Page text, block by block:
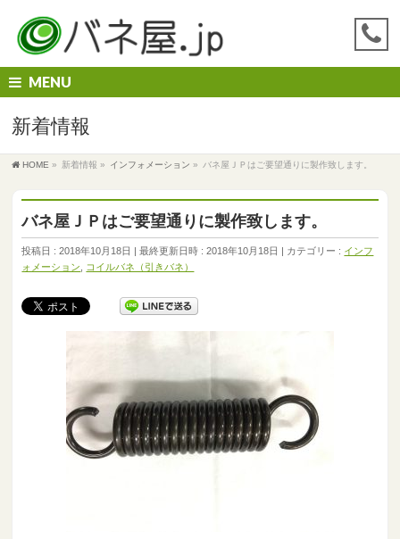
MENU
新着情報
HOME » 新着情報 » インフォメーション » バネ屋ＪＰはご要望通りに製作致します。
バネ屋ＪＰはご要望通りに製作致します。
投稿日 : 2018年10月18日 最終更新日時 : 2018年10月18日 カテゴリー : インフ
ォメーション
コイルバネ（引きバネ）